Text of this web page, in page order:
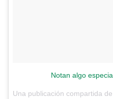
Notan algo